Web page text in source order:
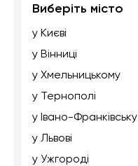
Виберіть місто
у Києві
у Вінниці
у Хмельницькому
у Тернополі
у Івано-Франківську
у Львові
у Ужгороді